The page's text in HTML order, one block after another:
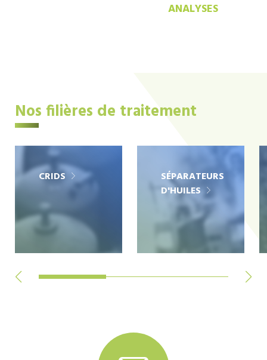
ANALYSES
Nos filières de traitement
CRIDS
SÉPARATEURS
D'HUILES